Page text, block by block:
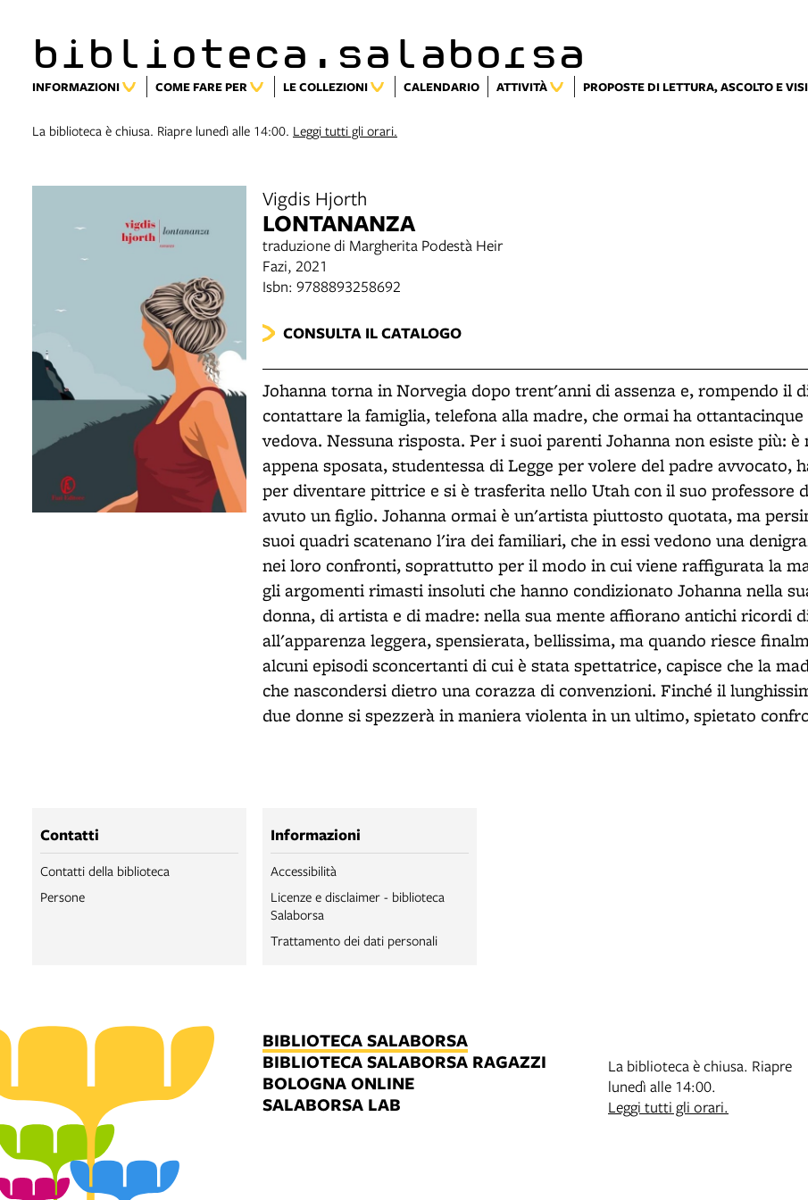
biblioteca.salaborsa
INFORMAZIONI COME FARE PER LE COLLEZIONI CALENDARIO ATTIVITÀ PROPOSTE DI LETTURA, ASCOLTO E
La biblioteca è chiusa. Riapre lunedì alle 14:00. Leggi tutti gli orari.
Vigdis Hjorth
LONTANANZA
traduzione di Margherita Podestà Heir
Fazi, 2021
Isbn: 9788893258692
CONSULTA IL CATALOGO
Johanna torna in Norvegia dopo trent'anni di assenza e, rompendo il
contattare la famiglia, telefona alla madre, che ormai ha ottantacinque
vedova. Nessuna risposta. Per i suoi parenti Johanna non esiste più:
appena sposata, studentessa di Legge per volere del padre avvocato,
per diventare pittrice e si è trasferita nello Utah con il suo professore
avuto un figlio. Johanna ormai è un'artista piuttosto quotata, ma
suoi quadri scatenano l'ira dei familiari, che in essi vedono una
nei loro confronti, soprattutto per il modo in cui viene raffigurata la
gli argomenti rimasti insoluti che hanno condizionato Johanna nella
donna, di artista e di madre: nella sua mente affiorano antichi ricordi
all'apparenza leggera, spensierata, bellissima, ma quando riesce
alcuni episodi sconcertanti di cui è stata spettatrice, capisce che la
che nascondersi dietro una corazza di convenzioni. Finché il
due donne si spezzerà in maniera violenta in un ultimo, spietato
Contatti
Contatti della biblioteca
Persone
Informazioni
Accessibilità
Licenze e disclaimer - biblioteca
Salaborsa
Trattamento dei dati personali
BIBLIOTECA SALABORSA
BIBLIOTECA SALABORSA RAGAZZI
BOLOGNA ONLINE
SALABORSA LAB
La biblioteca è chiusa. Riapre
lunedì alle 14:00.
Leggi tutti gli orari.